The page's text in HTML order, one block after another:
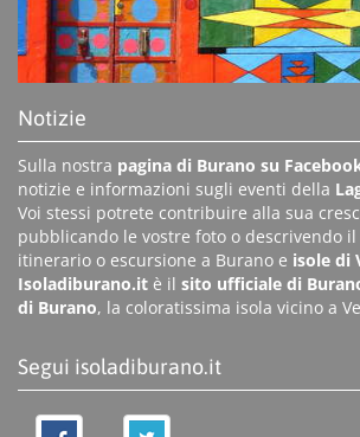
Notizie
Sulla nostra pagina di Burano su
notizie e informazioni sugli eventi della
Voi stessi potrete contribuire alla sua
pubblicando le vostre foto o descrivendo il
itinerario o escursione a Burano e isole di
Isoladiburano.it è il sito ufficiale di
di Burano, la coloratissima isola vicino a
Segui isoladiburano.it